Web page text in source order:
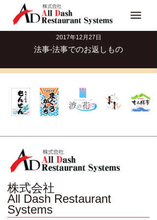
Toggle
2017年12月27日
法事-法事でのお返しもの
株式会社
All Dash Restaurant
Systems